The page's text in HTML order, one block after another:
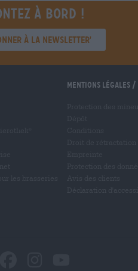
à bord !
à la newsletter'
Mentions légales /